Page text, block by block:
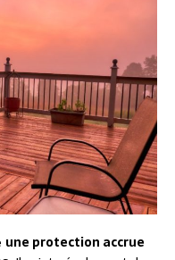
une protection accrue